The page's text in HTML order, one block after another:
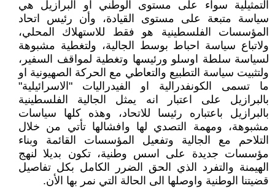
التمثيلية سواء على مستوى الوطني او البرازيل هي
سياسة متبعة على مستوى القيادة، وأن رئيس اتحاد
المؤسسات الفلسطينية هو فقط للاستهلاك المحلي،
ولاتباع سياسة احباط بوسط الجالية، ولتغطية مشبوهة
لسياسة سلطة اوسلو ورئيسها وتغطية لمواقف السفير،
ولتثبيت سياسة التطبيع والتعاطي مع الحركة الصهيونية او
ما تسمى الكونفدرالية او الفيدراليات "الاسرائيلية"
بالبرازيل على اعتبار انه يمثل الجالية الفلسطينية
بالبرازيل باعتباره رئيسا للاتحاد، وهذه كلها سياسات
مشبوهة، ومهمة التصدي لها وافشالها تأتي من خلال
التلاحم مع الجالية وتفعيل المؤسسات القائمة وبناء
مؤسسات جديدة على اسس وطنية، تكون بديلا لنهج
الهيمنة والتفرد الذي الحق الضرر الكامل بكل تفاصيل
قضيتنا الوطنية واوصلها الى الحالة التي نمر بها الأن.